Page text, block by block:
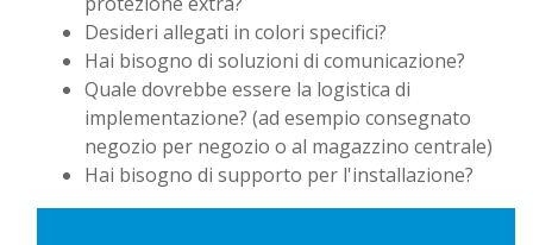
Desideri allegati in colori specifici?
Hai bisogno di soluzioni di comunicazione?
Quale dovrebbe essere la logistica di
implementazione? (ad esempio consegnato
negozio per negozio o al magazzino centrale)
Hai bisogno di supporto per l'installazione?